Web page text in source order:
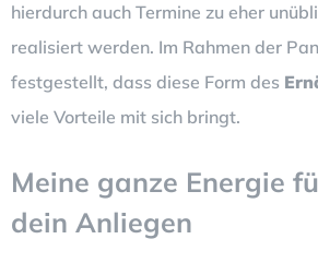
hierdurch auch Termine zu eher
realisiert werden. Im Rahmen der
festgestellt, dass diese Form des
viele Vorteile mit sich bringt.
Meine ganze Energie
dein Anliegen